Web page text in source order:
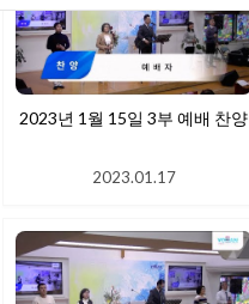
2023년 1월 15일 3부 예배 찬양
2023.01.17